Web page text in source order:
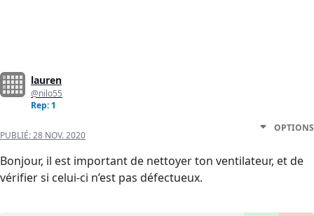
lauren
@nilo55
Rep: 1
PUBLIÉ:28 NOV. 2020
OPTIONS
Bonjour, il est important de nettoyer ton ventilateur, et de
vérifier si celui-ci n’est pas défectueux.